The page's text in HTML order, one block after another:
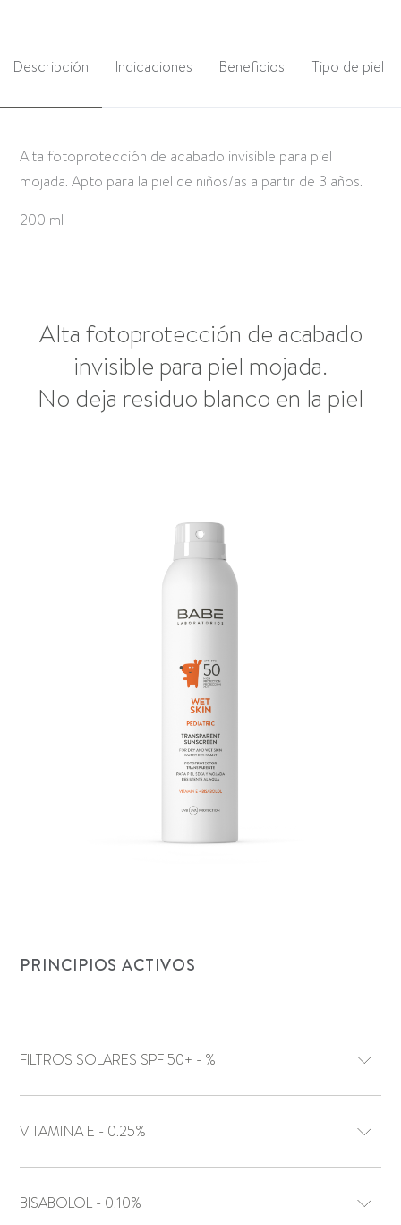
Descripción Indicaciones Beneficios Tipo de piel
Alta fotoprotección de acabado invisible para piel
mojada. Apto para la piel de niños/as a partir de 3 años.
200 ml
Alta fotoprotección de acabado
invisible para piel mojada.
No deja residuo blanco en la piel
PRINCIPIOS ACTIVOS
FILTROS SOLARES SPF 50+ - %
VITAMINA E - 0.25%
BISABOLOL - 0.10%